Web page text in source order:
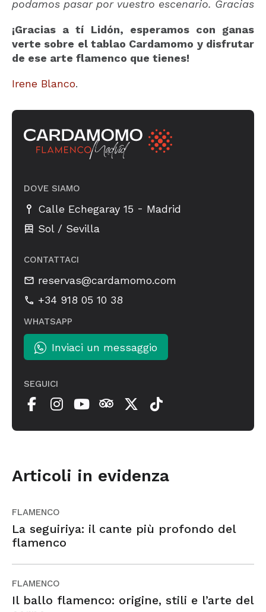
podamos pasar por vuestro escenario. Gracias
¡Gracias a tí Lidón, esperamos con ganas
verte sobre el tablao Cardamomo y disfrutar
de ese arte flamenco que tienes!
Irene Blanco.
DOVE SIAMO
Calle Echegaray 15 - Madrid
Sol / Sevilla
CONTATTACI
reservas@cardamomo.com
+34 918 05 10 38
WHATSAPP
Inviaci un messaggio
SEGUICI
Articoli in evidenza
FLAMENCO
La seguiriya: il cante più profondo del
flamenco
FLAMENCO
Il ballo flamenco: origine, stili e l’arte del